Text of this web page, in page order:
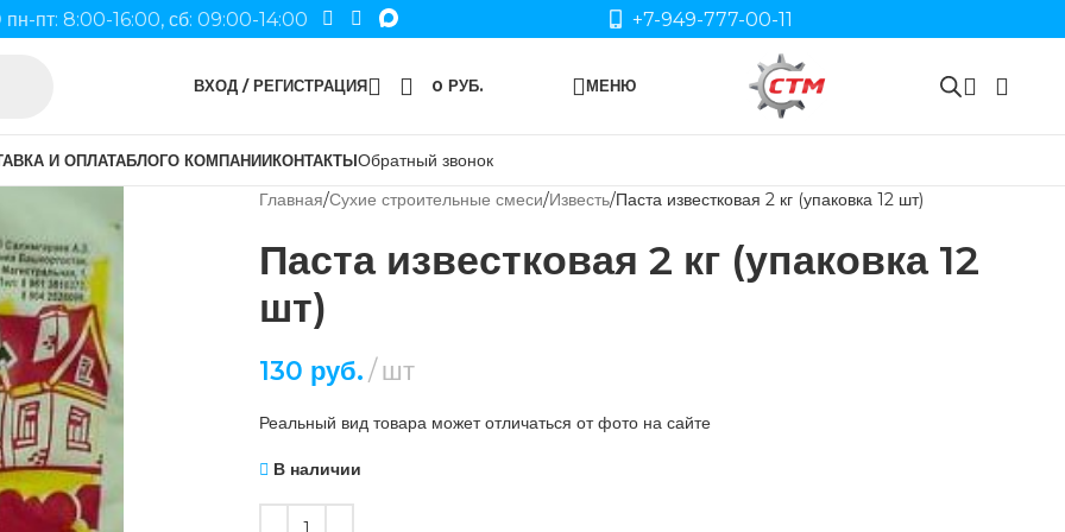
пн-пт: 8:00-16:00, сб: 09:00-14:00 +7-949-777-00-11
ВХОД / РЕГИСТРАЦИЯ 0 РУБ. МЕНЮ
И ОПЛАТАБЛОГО КОМПАНИИКОНТАКТЫОбратный звонок
Главная Сухие строительные смеси Известь Паста известковая 2 кг (упаковка 12 шт)
Паста известковая 2 кг (упаковка 12
шт)
130 руб. шт
Реальный вид товара может отличаться от фото на сайте
В наличии